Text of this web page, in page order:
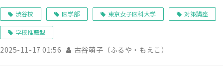
渋谷校 医学部 東京女子医科大学 対策講座
学校推薦型
2025-11-17 01:56 古谷萌子（ふるや・もえこ）